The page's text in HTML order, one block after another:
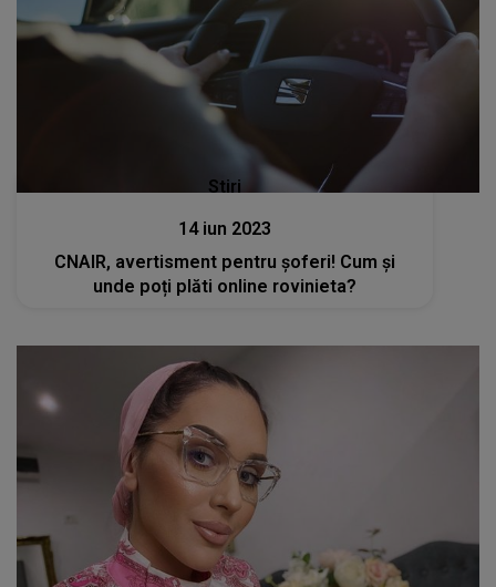
Stiri
14 iun 2023
CNAIR, avertisment pentru șoferi! Cum și
unde poți plăti online rovinieta?